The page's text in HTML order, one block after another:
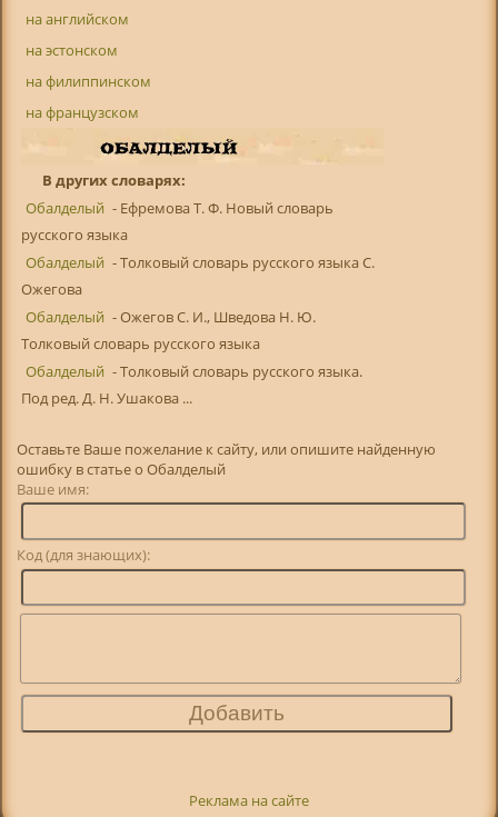
на английском
на эстонском
на филиппинском
на французском
В других словарях:
Обалделый - Ефремова Т. Ф. Новый словарь
русского языка
Обалделый - Толковый словарь русского языка С.
Ожегова
Обалделый - Ожегов С. И., Шведова Н. Ю.
Толковый словарь русского языка
Обалделый - Толковый словарь русского языка.
Под ред. Д. Н. Ушакова ...
Оставьте Ваше пожелание к сайту, или опишите найденную
ошибку в статье о Обалделый
Ваше имя:
Код (для знающих):
Реклама на сайте